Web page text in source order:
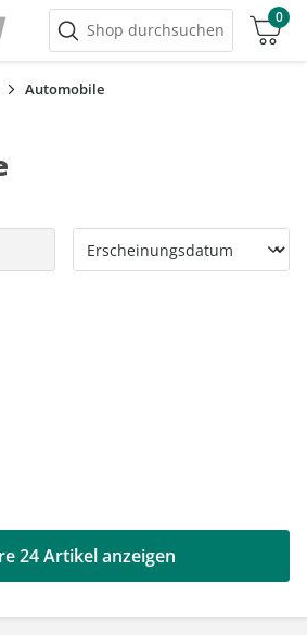
Shop durchsuchen
0
Automobile
24 Artikel anzeigen